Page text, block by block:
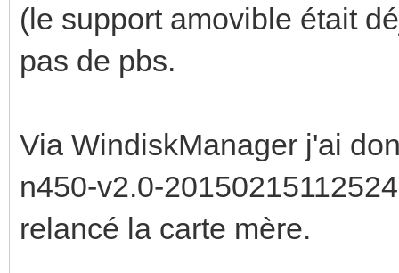
(le support amovible était
pas de pbs.
Via WindiskManager j'ai
n450-v2.0-
relancé la carte mère.